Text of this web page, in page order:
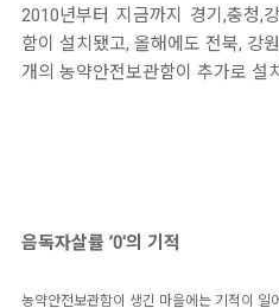
2010년부터 지금까지 경기,충청,
함이 설치됐고, 올해에도 전북, 강
개의 농약안전보관함이 추가로 설
음독자살률 ’0′의 기적
농약안전보관함이 생긴 마을에는 기적이 일